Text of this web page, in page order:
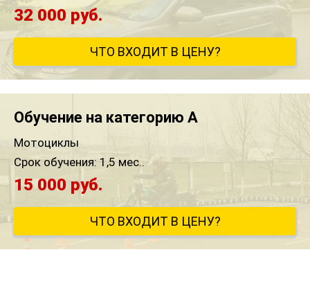
32 000 руб.
ЧТО ВХОДИТ В ЦЕНУ?
Обучение на категорию A
Мотоциклы
Срок обучения:1,5 мес..
15 000 руб.
ЧТО ВХОДИТ В ЦЕНУ?